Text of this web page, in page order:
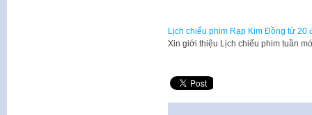
Lịch chiếu phim Rạp Kim Đồng từ 20
Xin giới thiệu Lịch chiếu phim tuần